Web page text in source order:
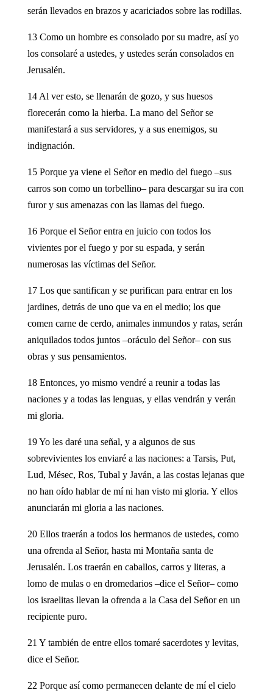
serán llevados en brazos y acariciados sobre las rodillas.
13 Como un hombre es consolado por su madre, así yo
los consolaré a ustedes, y ustedes serán consolados en
Jerusalén.
14 Al ver esto, se llenarán de gozo, y sus huesos
florecerán como la hierba. La mano del Señor se
manifestará a sus servidores, y a sus enemigos, su
indignación.
15 Porque ya viene el Señor en medio del fuego –sus
carros son como un torbellino– para descargar su ira con
furor y sus amenazas con las llamas del fuego.
16 Porque el Señor entra en juicio con todos los
vivientes por el fuego y por su espada, y serán
numerosas las víctimas del Señor.
17 Los que santifican y se purifican para entrar en los
jardines, detrás de uno que va en el medio; los que
comen carne de cerdo, animales inmundos y ratas, serán
aniquilados todos juntos –oráculo del Señor– con sus
obras y sus pensamientos.
18 Entonces, yo mismo vendré a reunir a todas las
naciones y a todas las lenguas, y ellas vendrán y verán
mi gloria.
19 Yo les daré una señal, y a algunos de sus
sobrevivientes los enviaré a las naciones: a Tarsis, Put,
Lud, Mésec, Ros, Tubal y Javán, a las costas lejanas que
no han oído hablar de mí ni han visto mi gloria. Y ellos
anunciarán mi gloria a las naciones.
20 Ellos traerán a todos los hermanos de ustedes, como
una ofrenda al Señor, hasta mi Montaña santa de
Jerusalén. Los traerán en caballos, carros y literas, a
lomo de mulas o en dromedarios –dice el Señor– como
los israelitas llevan la ofrenda a la Casa del Señor en un
recipiente puro.
21 Y también de entre ellos tomaré sacerdotes y levitas,
dice el Señor.
22 Porque así como permanecen delante de mí el cielo